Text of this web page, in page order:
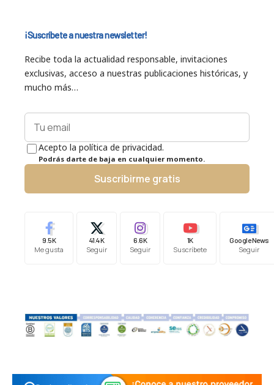
¡Suscríbete a nuestra newsletter!
Recibe toda la actualidad responsable, invitaciones
exclusivas, acceso a nuestras publicaciones históricas, y
mucho más…
Acepto la política de privacidad.
Podrás darte de baja en cualquier momento.
Suscribirme gratis
9.5K
Me gusta
41.4K
Seguir
6.6K
Seguir
1K
Suscríbete
Google News
Seguir